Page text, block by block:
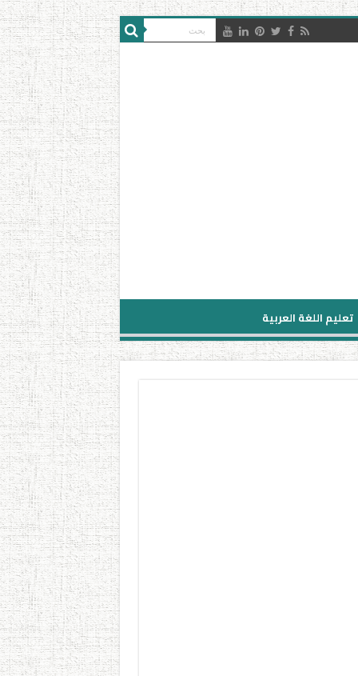
تعليم اللغة العربية